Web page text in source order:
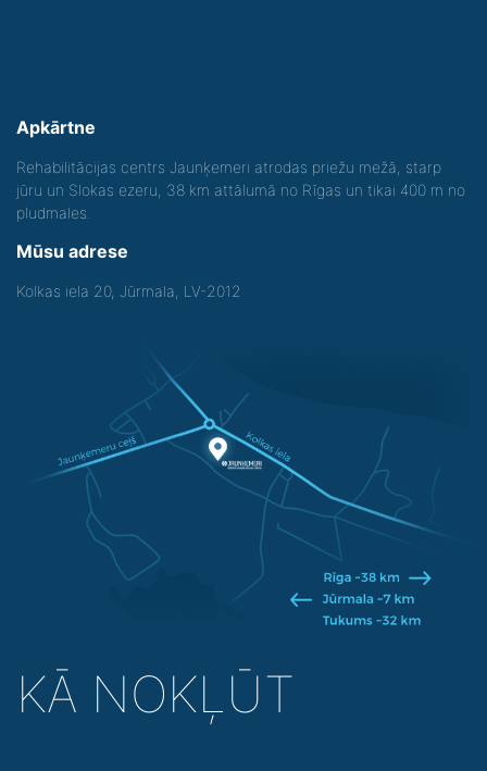
Apkārtne
Rehabilitācijas centrs Jaunķemeri atrodas priežu mežā, starp
jūru un Slokas ezeru, 38 km attālumā no Rīgas un tikai 400 m no
pludmales.
Mūsu adrese
Kolkas iela 20, Jūrmala, LV-2012
KĀ NOKĻŪT